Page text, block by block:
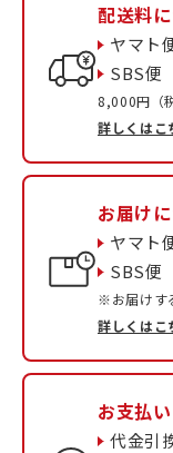
配送料
ヤマト
SBS便
8,000円（
詳しくはこ
お届け
ヤマ
SBS
※お届けす
詳しくはこ
お支払
代金引